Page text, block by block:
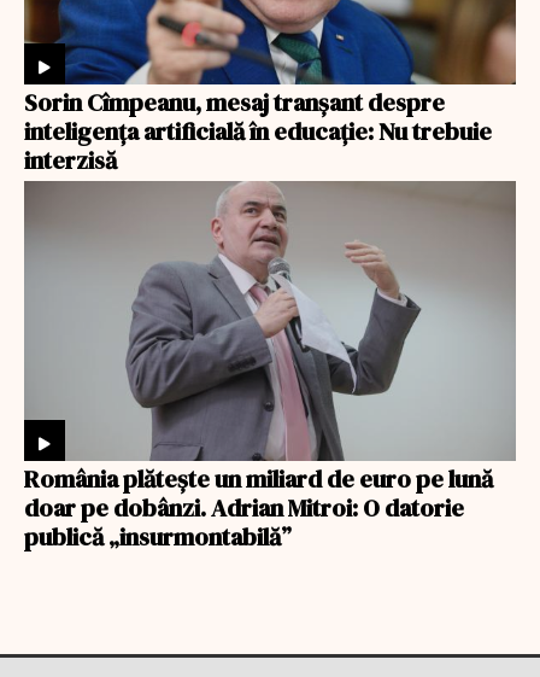
Sorin Cîmpeanu, mesaj tranșant despre
inteligența artificială în educație: Nu trebuie
interzisă
România plătește un miliard de euro pe lună
doar pe dobânzi. Adrian Mitroi: O datorie
publică „insurmontabilă”